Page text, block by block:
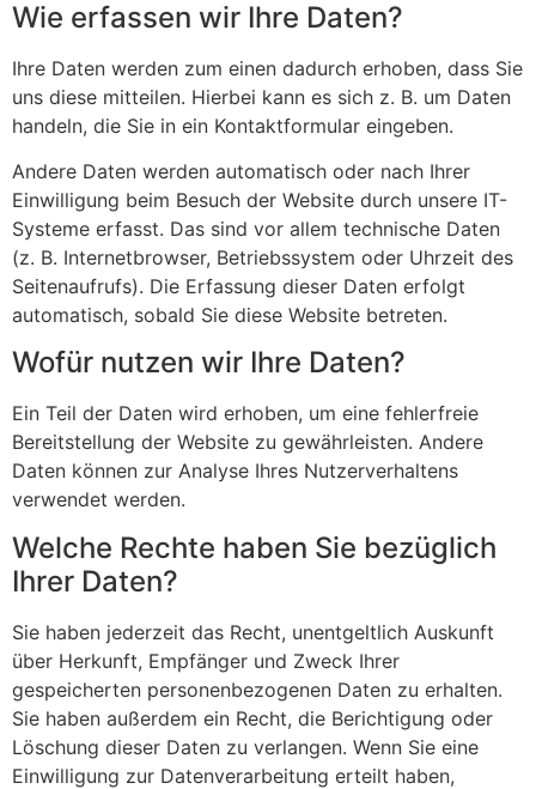
Wie erfassen wir Ihre Daten?
Ihre Daten werden zum einen dadurch erhoben, dass Sie
uns diese mitteilen. Hierbei kann es sich z. B. um Daten
handeln, die Sie in ein Kontaktformular eingeben.
Andere Daten werden automatisch oder nach Ihrer
Einwilligung beim Besuch der Website durch unsere IT-
Systeme erfasst. Das sind vor allem technische Daten
(z. B. Internetbrowser, Betriebssystem oder Uhrzeit des
Seitenaufrufs). Die Erfassung dieser Daten erfolgt
automatisch, sobald Sie diese Website betreten.
Wofür nutzen wir Ihre Daten?
Ein Teil der Daten wird erhoben, um eine fehlerfreie
Bereitstellung der Website zu gewährleisten. Andere
Daten können zur Analyse Ihres Nutzerverhaltens
verwendet werden.
Welche Rechte haben Sie bezüglich
Ihrer Daten?
Sie haben jederzeit das Recht, unentgeltlich Auskunft
über Herkunft, Empfänger und Zweck Ihrer
gespeicherten personenbezogenen Daten zu erhalten.
Sie haben außerdem ein Recht, die Berichtigung oder
Löschung dieser Daten zu verlangen. Wenn Sie eine
Einwilligung zur Datenverarbeitung erteilt haben,